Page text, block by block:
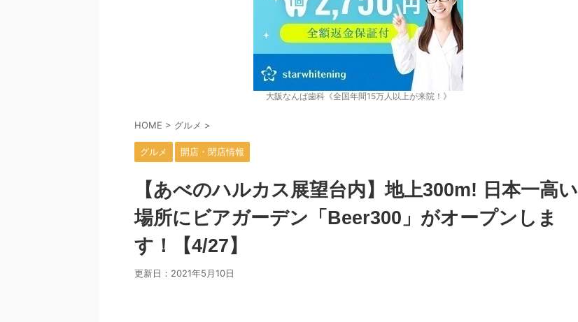
大阪なんば歯科《全国年間15万人以上が来院！》
HOME > グルメ >
グルメ 開店・閉店情報
【あべのハルカス展望台内】地上300m! 日本一高い
場所にビアガーデン「Beer300」がオープンしま
す！【4/27】
更新日： 2021年5月10日